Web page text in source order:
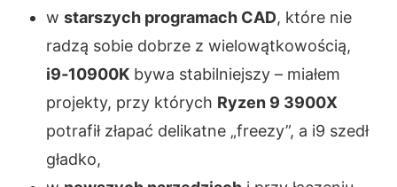
w starszych programach CAD, które nie
radzą sobie dobrze z wielowątkowością,
i9‑10900K bywa stabilniejszy – miałem
projekty, przy których Ryzen 9 3900X
potrafił złapać delikatne „freezy”, a i9 szedł
gładko,